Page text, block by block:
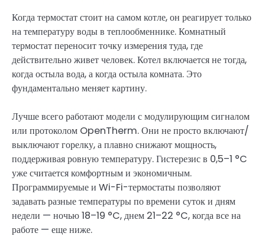
Когда термостат стоит на самом котле, он реагирует только
на температуру воды в теплообменнике. Комнатный
термостат переносит точку измерения туда, где
действительно живет человек. Котел включается не тогда,
когда остыла вода, а когда остыла комната. Это
фундаментально меняет картину.
Лучше всего работают модели с модулирующим сигналом
или протоколом OpenTherm. Они не просто включают/
выключают горелку, а плавно снижают мощность,
поддерживая ровную температуру. Гистерезис в 0,5–1 °C
уже считается комфортным и экономичным.
Программируемые и Wi-Fi-термостаты позволяют
задавать разные температуры по времени суток и дням
недели — ночью 18–19 °C, днем 21–22 °C, когда все на
работе — еще ниже.